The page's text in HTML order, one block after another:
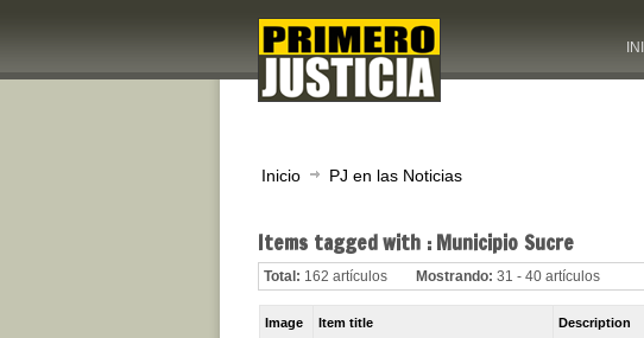
Inicio PJ en las Noticias
Items tagged with : Municipio Sucre
Total: 162 artículos Mostrando: 31 - 40 artículos
Image Item title Description